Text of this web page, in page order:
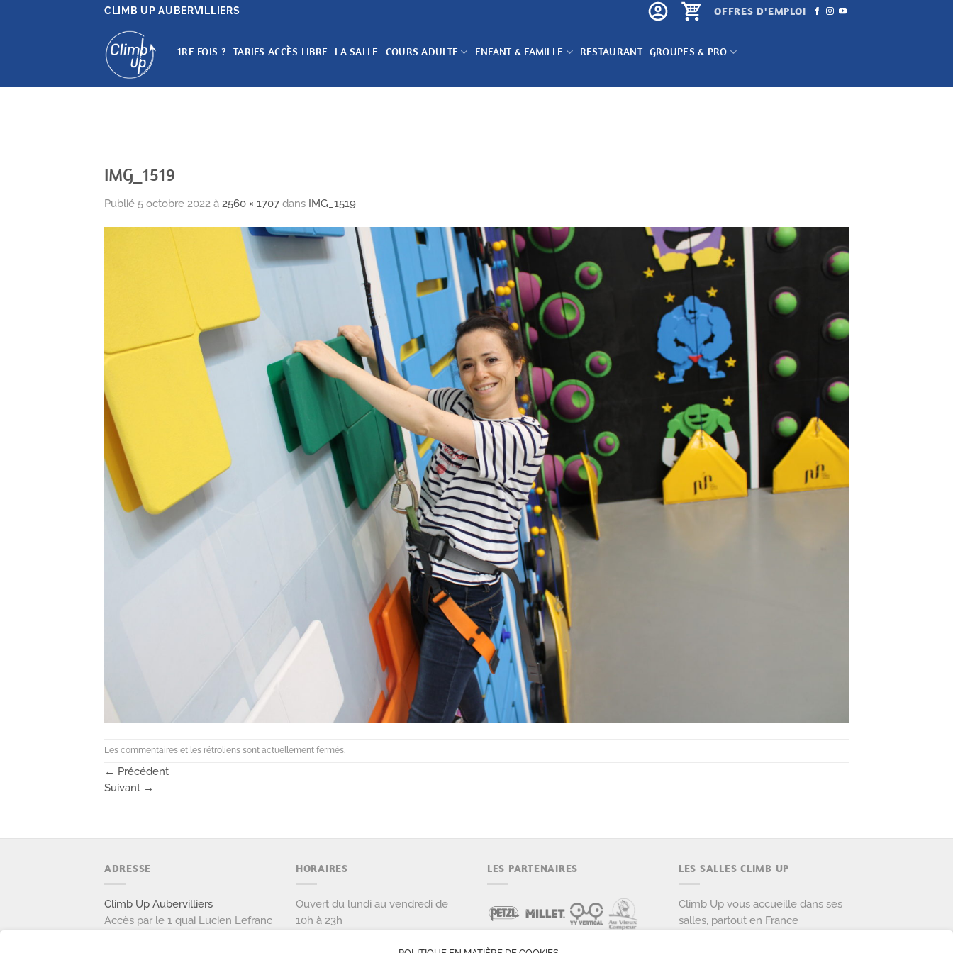
CLIMB UP AUBERVILLIERS OFFRES D'EMPLOI
1RE FOIS ? TARIFS ACCÈS LIBRE LA SALLE COURS ADULTE ENFANT & FAMILLE RESTAURANT GROUPES & PRO
IMG_1519
Publié 5 octobre 2022 à 2560 × 1707 dans IMG_1519
Les commentaires et les rétroliens sont actuellement fermés.
← Précédent
Suivant →
ADRESSE
Climb Up Aubervilliers
Accès par le 1 quai Lucien Lefranc
HORAIRES
Ouvert du lundi au vendredi de
10h à 23h
LES PARTENAIRES LES SALLES CLIMB UP
Climb Up vous accueille dans ses
salles, partout en France